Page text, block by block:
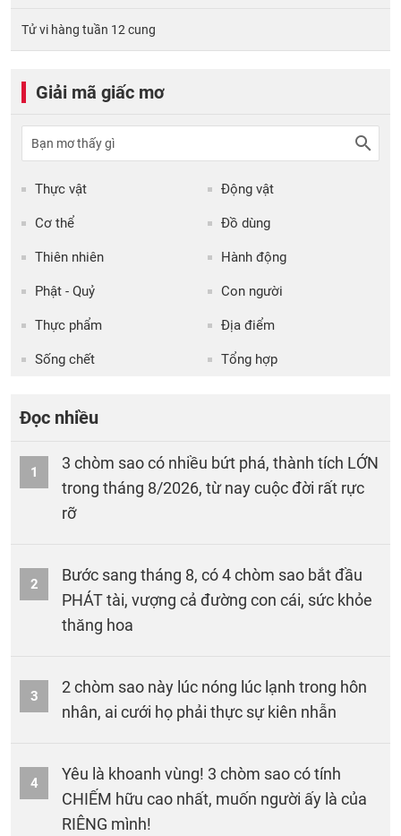
Tử vi hàng tuần 12 cung
Giải mã giấc mơ
Thực vật Động vật
Cơ thể Đồ dùng
Thiên nhiên Hành động
Phật - Quỷ Con người
Thực phẩm Địa điểm
Sống chết Tổng hợp
Đọc nhiều
1
3 chòm sao có nhiều bứt phá, thành tích LỚN
trong tháng 8/2026, từ nay cuộc đời rất rực
rỡ
2
Bước sang tháng 8, có 4 chòm sao bắt đầu
PHÁT tài, vượng cả đường con cái, sức khỏe
thăng hoa
3
2 chòm sao này lúc nóng lúc lạnh trong hôn
nhân, ai cưới họ phải thực sự kiên nhẫn
4
Yêu là khoanh vùng! 3 chòm sao có tính
CHIẾM hữu cao nhất, muốn người ấy là của
RIÊNG mình!